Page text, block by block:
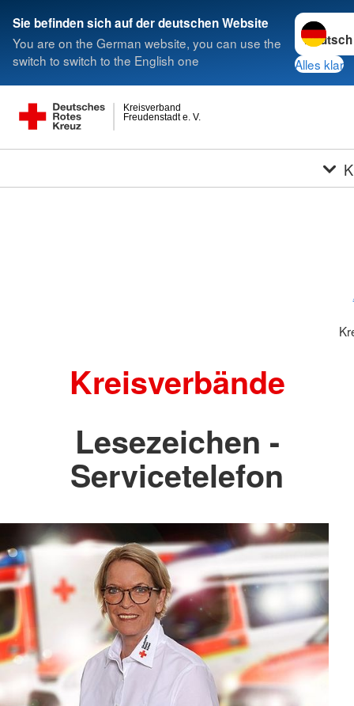
Sie befinden sich auf der deutschen Website
You are on the German website, you can use the
switch to switch to the English one
Sprache
Alles klar
Freudenstadt e. V.
Kreisverband
Kreisverbände
Lesezeichen -
Servicetelefon